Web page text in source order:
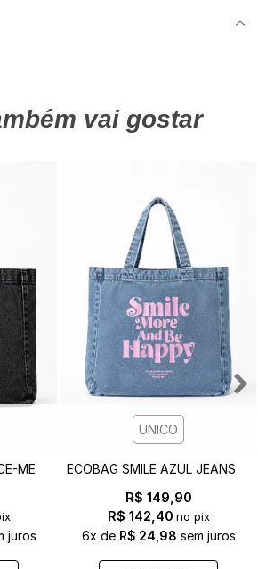
vai gostar
juros
UNICO
R$ 149,90
R$ 142,40 no pix
6x de R$ 24,98 sem juros